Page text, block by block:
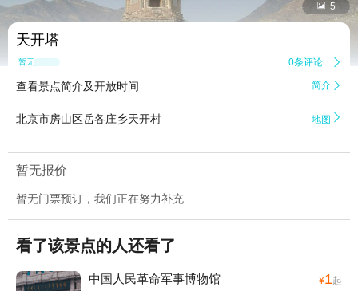
 5
天开塔
暂无点评 0条评论 
查看景点简介及开放时间 简介 
北京市房山区岳各庄乡天开村 地图 
暂无报价
暂无门票预订，我们正在努力补充
看了该景点的人还看了
中国人民革命军事博物馆 ¥1起